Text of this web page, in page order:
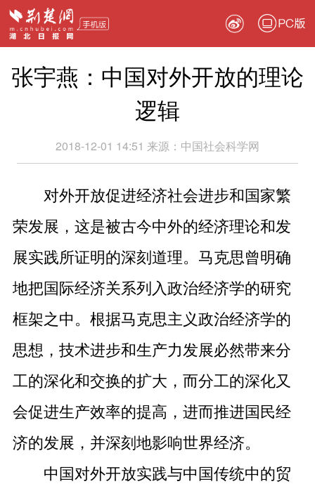
PC版
张宇燕：中国对外开放的理论
逻辑
2018-12-01 14:51 来源： 中国社会科学网
对外开放促进经济社会进步和国家繁
荣发展，这是被古今中外的经济理论和发
展实践所证明的深刻道理。马克思曾明确
地把国际经济关系列入政治经济学的研究
框架之中。根据马克思主义政治经济学的
思想，技术进步和生产力发展必然带来分
工的深化和交换的扩大，而分工的深化又
会促进生产效率的提高，进而推进国民经
济的发展，并深刻地影响世界经济。
中国对外开放实践与中国传统中的贸